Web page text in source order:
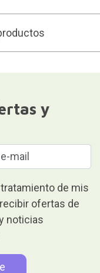
y
de mis
ofertas de
noticias